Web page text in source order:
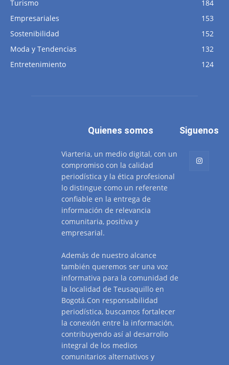
Turismo
184
Empresariales
153
Sostenibilidad
152
Moda y Tendencias
132
Entretenimiento
124
Quienes somos
Viarteria, un medio digital, con un
compromiso con la calidad
periodística y la ética profesional
lo distingue como un referente
confiable en la entrega de
información de relevancia
comunitaria, positiva y
empresarial.
Además de nuestro alcance
también queremos ser una voz
informativa para la comunidad de
la localidad de Teusaquillo en
Bogotá.Con responsabilidad
periodística, buscamos fortalecer
la conexión entre la información,
contribuyendo así al desarrollo
integral de los medios
comunitarios alternativos y
Siguenos